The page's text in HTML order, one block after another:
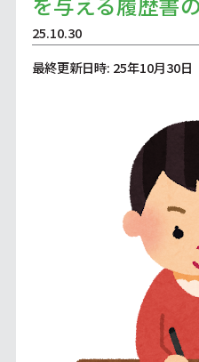
25.10.30
最終更新日時: 25年10月30